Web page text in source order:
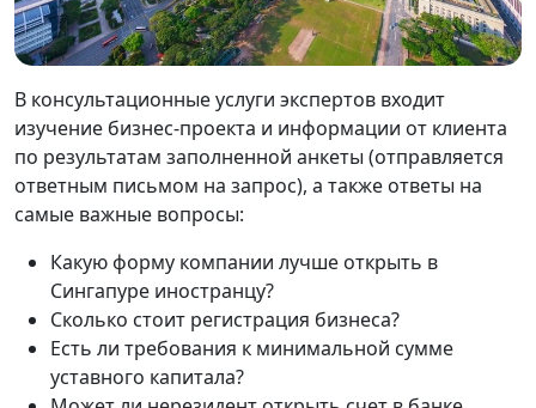
В консультационные услуги экспертов входит
изучение бизнес-проекта и информации от клиента
по результатам заполненной анкеты (отправляется
ответным письмом на запрос), а также ответы на
самые важные вопросы:
Какую форму компании лучше открыть в
Сингапуре иностранцу?
Сколько стоит регистрация бизнеса?
Есть ли требования к минимальной сумме
уставного капитала?